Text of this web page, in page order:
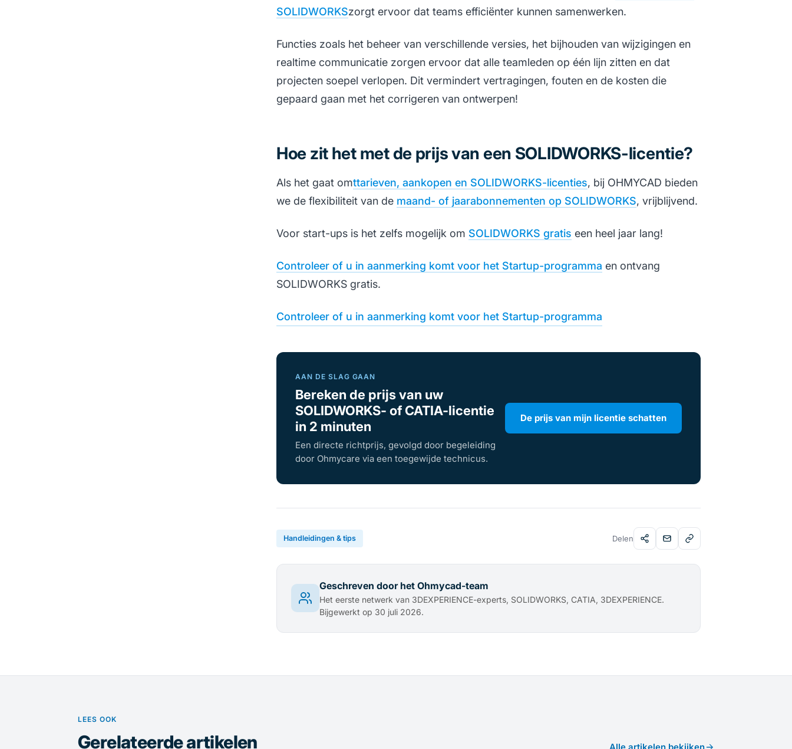
SOLIDWORKSzorgt ervoor dat teams efficiënter kunnen samenwerken.
Functies zoals het beheer van verschillende versies, het bijhouden van wijzigingen en
realtime communicatie zorgen ervoor dat alle teamleden op één lijn zitten en dat
projecten soepel verlopen. Dit vermindert vertragingen, fouten en de kosten die
gepaard gaan met het corrigeren van ontwerpen!
Hoe zit het met de prijs van een SOLIDWORKS-licentie?
Als het gaat omttarieven, aankopen en SOLIDWORKS-licenties, bij OHMYCAD bieden
we de flexibiliteit van de maand- of jaarabonnementen op SOLIDWORKS, vrijblijvend.
Voor start-ups is het zelfs mogelijk om SOLIDWORKS gratis een heel jaar lang!
Controleer of u in aanmerking komt voor het Startup-programma en ontvang
SOLIDWORKS gratis.
Controleer of u in aanmerking komt voor het Startup-programma
AAN DE SLAG GAAN
Bereken de prijs van uw
SOLIDWORKS- of CATIA-licentie
in 2 minuten
Een directe richtprijs, gevolgd door begeleiding
door Ohmycare via een toegewijde technicus.
De prijs van mijn licentie schatten
Handleidingen & tips Delen
Geschreven door het Ohmycad-team
Het eerste netwerk van 3DEXPERIENCE-experts, SOLIDWORKS, CATIA, 3DEXPERIENCE.
Bijgewerkt op 30 juli 2026.
LEES OOK
Gerelateerde artikelen Alle artikelen bekijken